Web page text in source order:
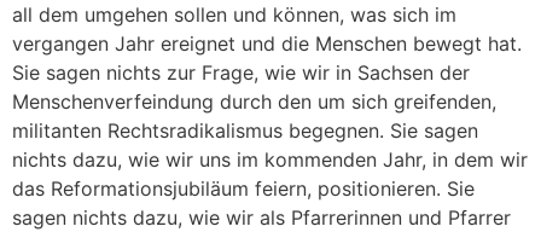
all dem umgehen sollen und können, was sich im
vergangen Jahr ereignet und die Menschen bewegt hat.
Sie sagen nichts zur Frage, wie wir in Sachsen der
Menschenverfeindung durch den um sich greifenden,
militanten Rechtsradikalismus begegnen. Sie sagen
nichts dazu, wie wir uns im kommenden Jahr, in dem wir
das Reformationsjubiläum feiern, positionieren. Sie
sagen nichts dazu, wie wir als Pfarrerinnen und Pfarrer